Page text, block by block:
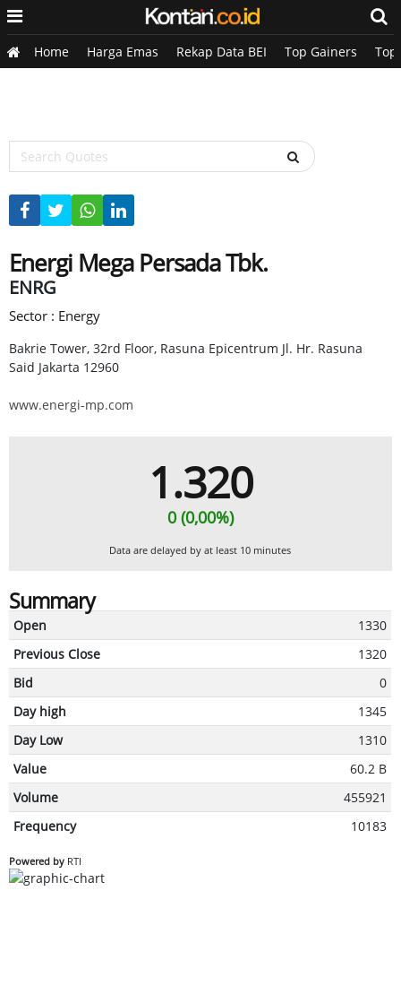
Home Harga Emas Rekap Data BEI Top Gainers Top
Energi Mega Persada Tbk.
ENRG
Sector : Energy
Bakrie Tower, 32rd Floor, Rasuna Epicentrum Jl. Hr. Rasuna
Said Jakarta 12960
www.energi-mp.com
1.320
0 (0,00%)
Data are delayed by at least 10 minutes
Summary
Open
1330
Previous Close
1320
Bid
0
Day high
1345
Day Low
1310
Value
60.2 B
Volume
455921
Frequency
10183
Powered by RTI